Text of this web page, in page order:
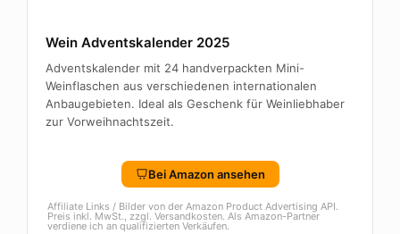
Wein Adventskalender 2025
Adventskalender mit 24 handverpackten Mini-
Weinflaschen aus verschiedenen internationalen
Anbaugebieten. Ideal als Geschenk für Weinliebhaber
zur Vorweihnachtszeit.
Bei Amazon ansehen
Affiliate Links / Bilder von der Amazon Product Advertising API.
Preis inkl. MwSt., zzgl. Versandkosten. Als Amazon-Partner
verdiene ich an qualifizierten Verkäufen.